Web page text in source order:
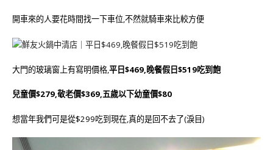
開車來的人要花時間找一下車位,不然就騎車來比較方便
大門的玻璃窗上有寫明價格,平日$469,晚餐假日$519吃到飽
兒童價$279,敬老價$369,五歲以下幼童價$80
想當年我們可是從$299吃到現在,真的是回不去了(淚目)